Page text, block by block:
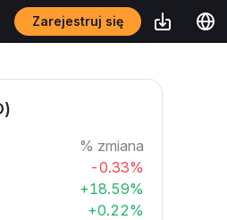
Zarejestruj się
% zmiana
-0.33%
+18.59%
+0.22%